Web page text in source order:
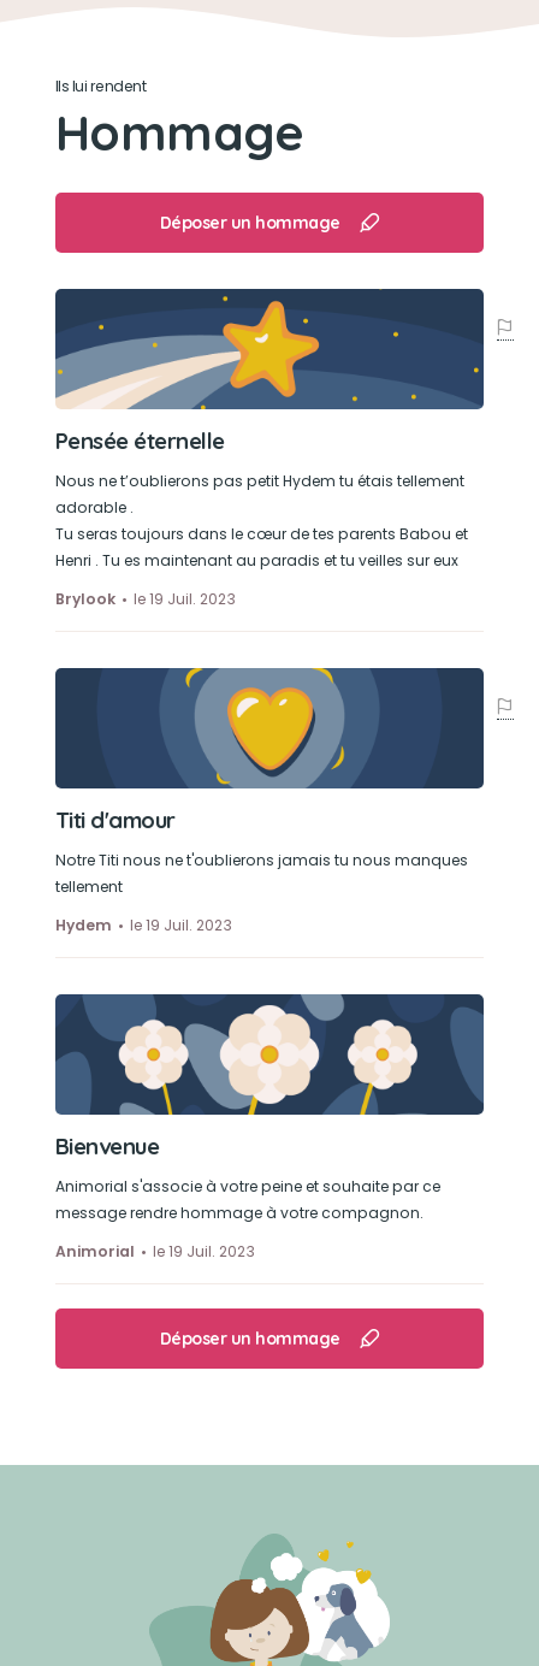
Ils lui rendent
Hommage
Déposer un hommage
Pensée éternelle
Nous ne t’oublierons pas petit Hydem tu étais tellement
adorable .
Tu seras toujours dans le cœur de tes parents Babou et
Henri . Tu es maintenant au paradis et tu veilles sur eux
Brylook
le 19 Juil. 2023
Titi d'amour
Notre Titi nous ne t'oublierons jamais tu nous manques
tellement
Hydem
le 19 Juil. 2023
Bienvenue
Animorial s'associe à votre peine et souhaite par ce
message rendre hommage à votre compagnon.
Animorial
le 19 Juil. 2023
Déposer un hommage